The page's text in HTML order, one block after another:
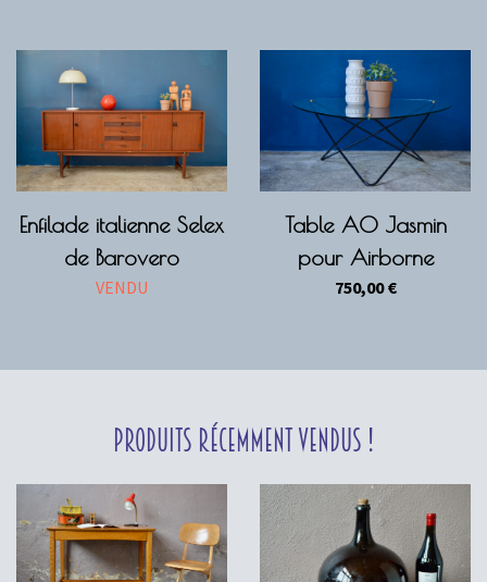
Enfilade italienne Selex
de Barovero
VENDU
Table A0 Jasmin
pour Airborne
750,00€
Produits récemment vendus !